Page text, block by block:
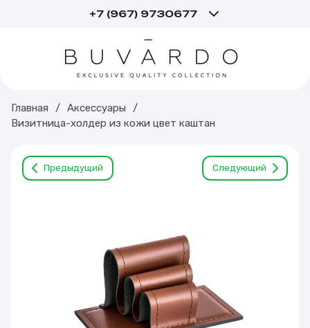
+7 (967) 9730677
Главная / Аксессуары
/
Визитница-холдер из кожи цвет каштан
Предыдущий Следующий